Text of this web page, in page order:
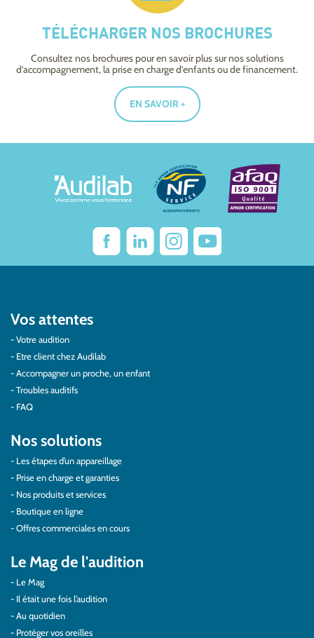
TÉLÉCHARGER NOS BROCHURES
Consultez nos brochures pour en savoir plus sur nos solutions
d’accompagnement, la prise en charge d’enfants ou de financement.
EN SAVOIR +
Vos attentes
Votre audition
Etre client chez Audilab
Accompagner un proche, un enfant
Troubles auditifs
FAQ
Nos solutions
Les étapes d’un appareillage
Prise en charge et garanties
Nos produits et services
Boutique en ligne
Offres commerciales en cours
Le Mag de l'audition
Le Mag
Il était une fois l’audition
Au quotidien
Protéger vos oreilles